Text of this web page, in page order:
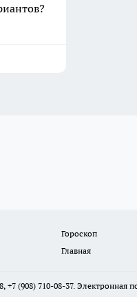
Гороскоп
Главная
+7 (908) 710-08-37. Электронная